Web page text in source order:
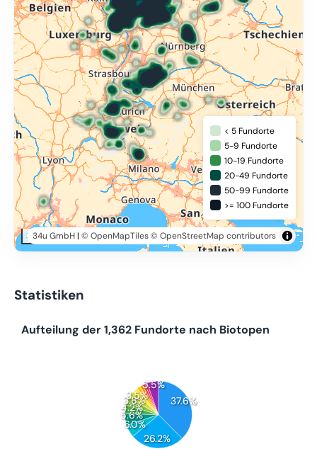
200 km
34u GmbH| © OpenMapTiles© OpenStreetMap contributors
< 5 Fundorte
5-9 Fundorte
10-19 Fundorte
20-49 Fundorte
50-99 Fundorte
>= 100 Fundorte
Statistiken
37.6%
26.2%
6.0%
5.6%
4.2%
3.8%
3.5%
5.5%
Aufteilung der 1,362 Fundorte nach Biotopen